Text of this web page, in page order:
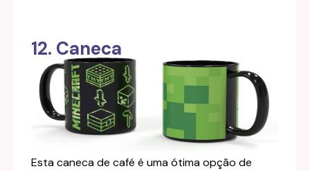
12. Caneca
Esta caneca de café é uma ótima opção de